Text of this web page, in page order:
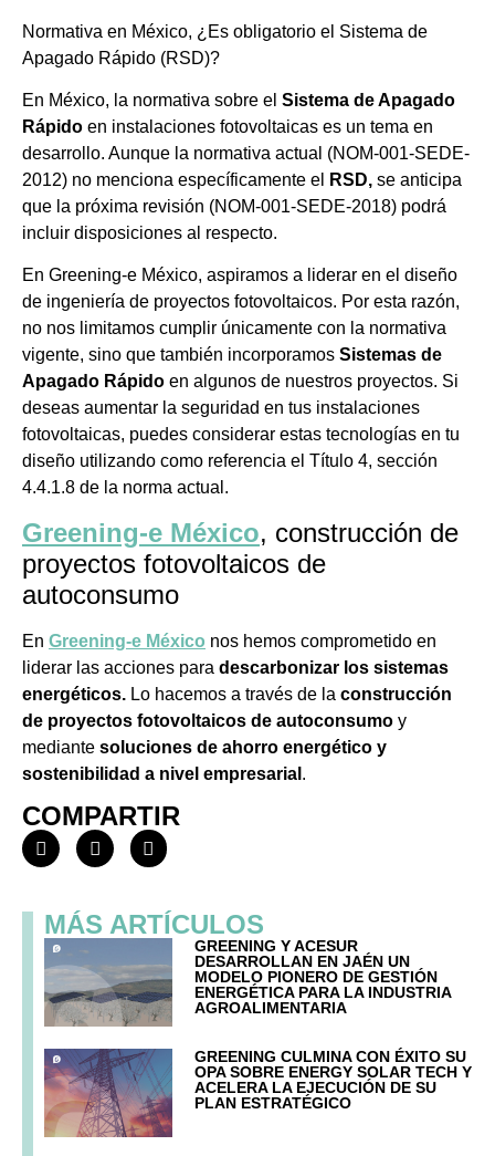
Normativa en México, ¿Es obligatorio el Sistema de
Apagado Rápido (RSD)?
En México, la normativa sobre el Sistema de Apagado
Rápido en instalaciones fotovoltaicas es un tema en
desarrollo. Aunque la normativa actual (NOM-001-SEDE-
2012) no menciona específicamente el
RSD, se anticipa
que la próxima revisión (NOM-001-SEDE-2018) podrá
incluir disposiciones al respecto.
En Greening-e México, aspiramos a liderar en el diseño
de ingeniería de proyectos fotovoltaicos. Por esta razón,
no nos limitamos cumplir únicamente con la normativa
vigente, sino que también incorporamos Sistemas de
Apagado Rápido en algunos de nuestros proyectos. Si
deseas aumentar la seguridad en tus instalaciones
fotovoltaicas, puedes considerar estas tecnologías en tu
diseño utilizando como referencia el Título 4, sección
4.4.1.8 de la norma actual.
Greening-e México, construcción de
proyectos fotovoltaicos de
autoconsumo
En Greening-e México nos hemos comprometido en
liderar las acciones para descarbonizar los sistemas
energéticos. Lo hacemos a través de la construcción
de proyectos fotovoltaicos de autoconsumo y
mediante soluciones de ahorro energético y
sostenibilidad a nivel empresarial .
COMPARTIR
MÁS ARTÍCULOS
GREENING Y ACESUR
DESARROLLAN EN JAÉN UN
MODELO PIONERO DE GESTIÓN
ENERGÉTICA PARA LA INDUSTRIA
AGROALIMENTARIA
GREENING CULMINA CON ÉXITO SU
OPA SOBRE ENERGY SOLAR TECH Y
ACELERA LA EJECUCIÓN DE SU
PLAN ESTRATÉGICO